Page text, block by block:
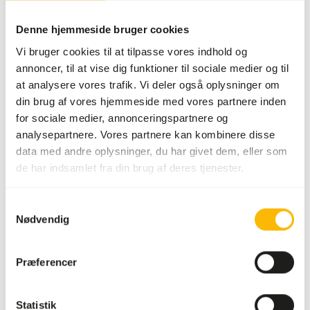
Denne hjemmeside bruger cookies
Vi bruger cookies til at tilpasse vores indhold og
annoncer, til at vise dig funktioner til sociale medier og til
at analysere vores trafik. Vi deler også oplysninger om
din brug af vores hjemmeside med vores partnere inden
for sociale medier, annonceringspartnere og
analysepartnere. Vores partnere kan kombinere disse
data med andre oplysninger, du har givet dem, eller som
de har indsamlet fra din brug af deres tjenester.
Nødvendig
Præferencer
Statistik
Mere information
Tropical
4 and 1
90157
WARNING
FORVENTET LEVERINGSTID: MINIMUM 10 HVERDAGE